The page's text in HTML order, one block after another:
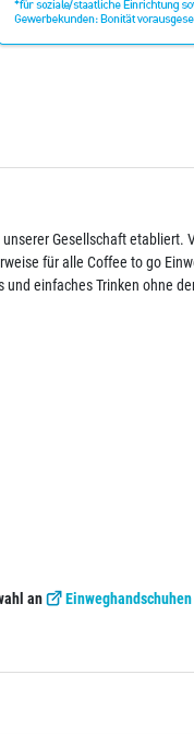
Gesellschaft etabliert.
für alle Coffee to go
einfaches Trinken ohne
an Einweghandschuhen